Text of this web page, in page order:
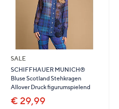
SALE
SCHIFFHAUER MUNICH®
Bluse Scotland Stehkragen
Allover Druck figurumspielend
€ 29,99